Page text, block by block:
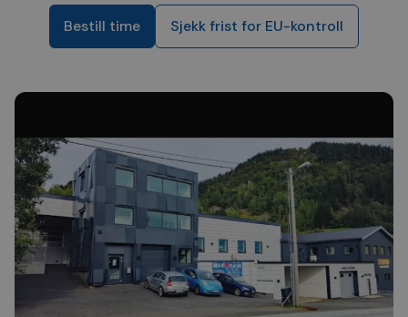
Bestill time Sjekk frist for EU-kontroll